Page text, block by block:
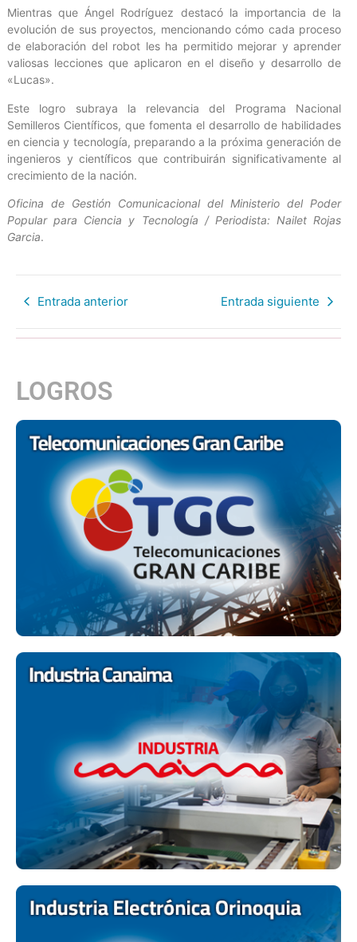
Mientras que Ángel Rodríguez destacó la importancia de la
evolución de sus proyectos, mencionando cómo cada proceso
de elaboración del robot les ha permitido mejorar y aprender
valiosas lecciones que aplicaron en el diseño y desarrollo de
«Lucas».
Este logro subraya la relevancia del Programa Nacional
Semilleros Científicos, que fomenta el desarrollo de habilidades
en ciencia y tecnología, preparando a la próxima generación de
ingenieros y científicos que contribuirán significativamente al
crecimiento de la nación.
Oficina de Gestión Comunicacional del Ministerio del Poder
Popular para Ciencia y Tecnología / Periodista: Nailet Rojas
Garcia.
Entrada anterior Entrada siguiente
LOGROS